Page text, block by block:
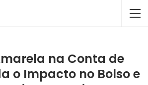
na Conta de
o Impacto no Bolso e